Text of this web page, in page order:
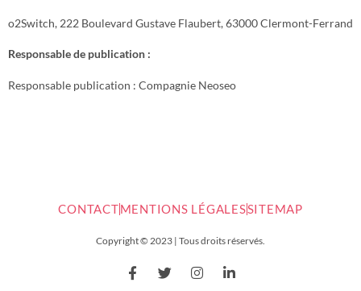
o2Switch, 222 Boulevard Gustave Flaubert, 63000 Clermont-Ferrand
Responsable de publication :
Responsable publication : Compagnie Neoseo
CONTACTMENTIONS LÉGALESSITEMAP
Copyright © 2023 | Tous droits réservés.